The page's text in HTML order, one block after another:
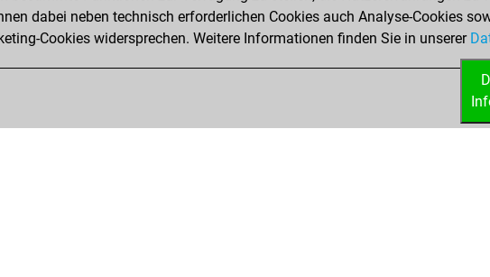
You created your Fritz account
You created your Studies account
Studies
dabei neben technisch erforderlichen Cookies auch Analyse-Cookies
Cookies widersprechen. Weitere Informationen finden Sie in unserer